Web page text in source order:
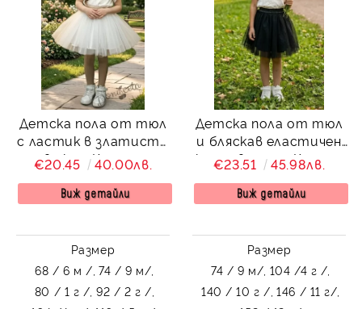
Детска пола от тюл
с ластик в златисто
в екрю Касиди
€20.45 40.00лв.
Виж детайли
Размер
68 / 6 м /, 74 / 9 м/,
80 / 1 г /, 92 / 2 г /,
Детска пола от тюл
и бляскав еластичен
колан в черно Касиди
€23.51 45.98лв.
Виж детайли
Размер
74 / 9 м/, 104 /4 г /,
140 / 10 г /, 146 / 11 г/,